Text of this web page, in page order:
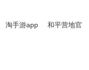
淘手游app
和平营地官